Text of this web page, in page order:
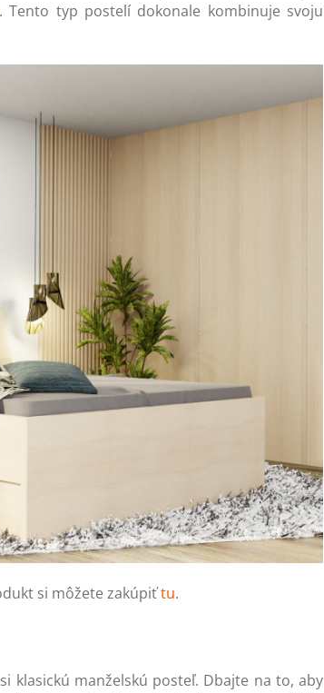
. Tento typ postelí dokonale kombinuje svoju
si môžete zakúpiťtu.
klasickú manželskú posteľ. Dbajte na to, aby